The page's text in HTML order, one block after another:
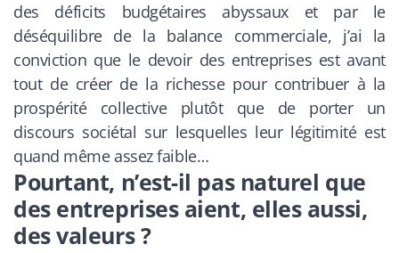
des déficits budgétaires abyssaux et par le
déséquilibre de la balance commerciale, j’ai la
conviction que le devoir des entreprises est avant
tout de créer de la richesse pour contribuer à la
prospérité collective plutôt que de porter un
discours sociétal sur lesquelles leur légitimité est
quand même assez faible…
Pourtant, n’est-il pas naturel que
des entreprises aient, elles aussi,
des valeurs ?